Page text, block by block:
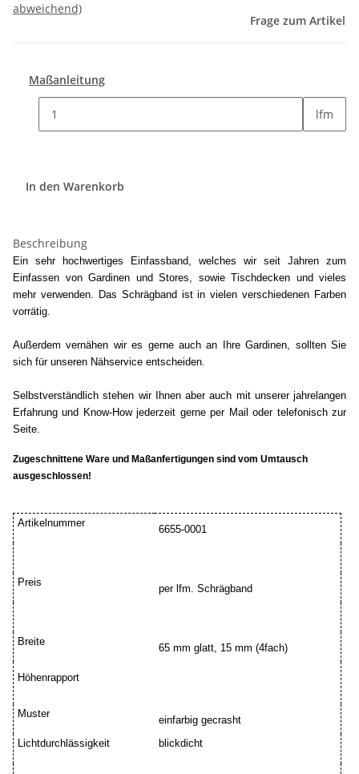
abweichend)
Frage zum Artikel
Maßanleitung
lfm
In den Warenkorb
Beschreibung
Ein sehr hochwertiges Einfassband, welches wir seit Jahren zum
Einfassen von Gardinen und Stores, sowie Tischdecken und vieles
mehr verwenden. Das Schrägband ist in vielen verschiedenen Farben
vorrätig.
Außerdem vernähen wir es gerne auch an Ihre Gardinen, sollten Sie
sich für unseren Nähservice entscheiden.
Selbstverständlich stehen wir Ihnen aber auch mit unserer jahrelangen
Erfahrung und Know-How jederzeit gerne per Mail oder telefonisch zur
Seite.
Zugeschnittene Ware und Maßanfertigungen sind vom Umtausch
ausgeschlossen!
Artikelnummer
6655-0001
Preis
per lfm. Schrägband
Breite
65 mm glatt, 15 mm (4fach)
Höhenrapport
Muster
einfarbig gecrasht
Lichtdurchlässigkeit
blickdicht